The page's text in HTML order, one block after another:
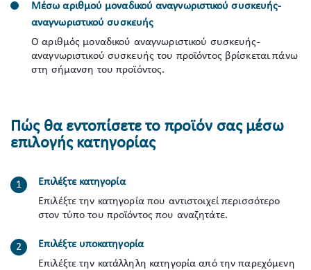
Μέσω αριθμού μοναδικού αναγνωριστικού συσκευής-
αναγνωριστικού συσκευής
Ο αριθμός μοναδικού αναγνωριστικού συσκευής-
αναγνωριστικού συσκευής του προϊόντος βρίσκεται πάνω
στη σήμανση του προϊόντος.
Πώς θα εντοπίσετε το προϊόν σας μέσω
επιλογής κατηγορίας
Επιλέξτε κατηγορία
Επιλέξτε την κατηγορία που αντιστοιχεί περισσότερο
στον τύπο του προϊόντος που αναζητάτε.
Επιλέξτε υποκατηγορία
Επιλέξτε την κατάλληλη κατηγορία από την παρεχόμενη